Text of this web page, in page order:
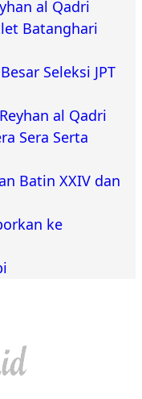
al Qadri
Batanghari
Seleksi JPT
al Qadri
Sera Serta
Batin XXIV dan
ke